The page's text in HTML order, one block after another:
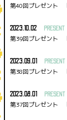
第40回プレゼント
2023.10.02 PRESENT
第39回プレゼント
2023.09.01 PRESENT
第38回プレゼント
2023.08.01 PRESENT
第37回プレゼント